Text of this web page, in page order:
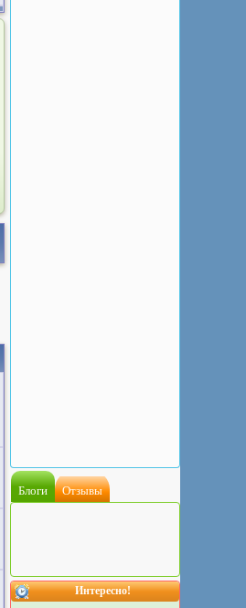
Блоги Отзывы
Интересно!